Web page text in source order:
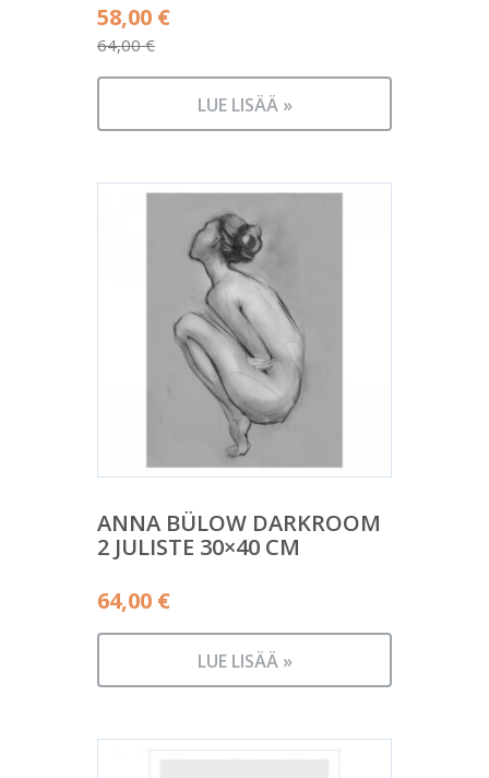
64,00€
Alkuperäinen
hinta
oli:
58,00 €
Nykyinen
on:
LUE LISÄÄ »
ANNA BÜLOW DARKROOM
2 JULISTE 30×40 CM
64,00 €
LUE LISÄÄ »